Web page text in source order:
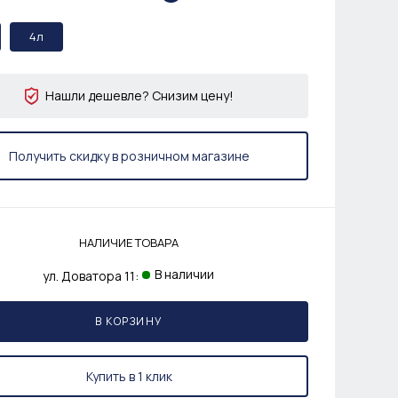
4л
Нашли дешевле? Снизим цену!
Получить скидку в розничном магазине
НАЛИЧИЕ ТОВАРА
ул. Доватора 11: В наличии
В КОРЗИНУ
Купить в 1 клик